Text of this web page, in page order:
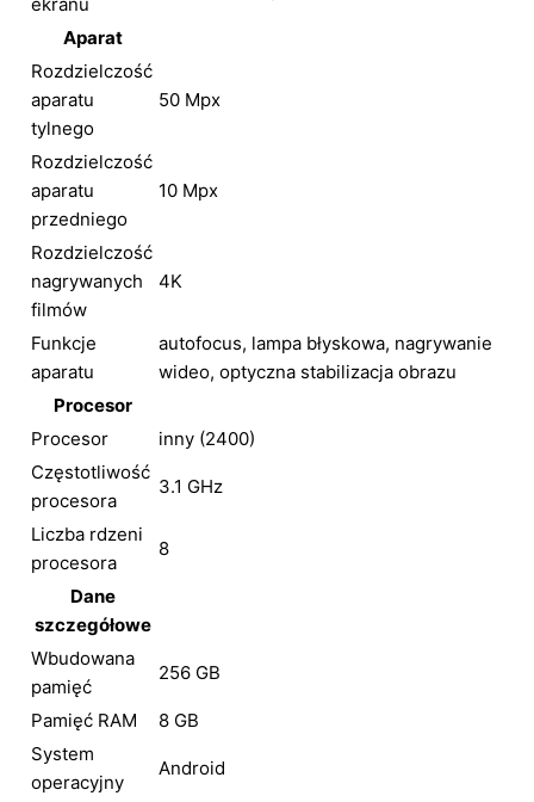
Aparat
Rozdzielczość
aparatu
tylnego
50 Mpx
Rozdzielczość
aparatu
przedniego
10 Mpx
Rozdzielczość
nagrywanych
filmów
4K
Funkcje
aparatu
autofocus, lampa błyskowa, nagrywanie
wideo, optyczna stabilizacja obrazu
Procesor
Procesor
inny (2400)
Częstotliwość
procesora
3.1 GHz
Liczba rdzeni
procesora
8
Dane
szczegółowe
Wbudowana
pamięć
256 GB
Pamięć RAM
8 GB
System
operacyjny
Android